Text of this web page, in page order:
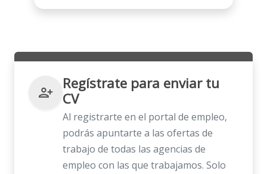
person_add_alt
Regístrate para enviar tu
CV
Al registrarte en el portal de empleo,
podrás apuntarte a las ofertas de
trabajo de todas las agencias de
empleo con las que trabajamos. Solo